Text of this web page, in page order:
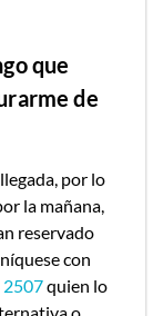
que
de
por lo
la mañana,
reservado
con
2507quien lo